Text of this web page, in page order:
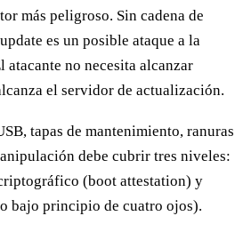
más peligroso. Sin cadena de
es un posible ataque a la
atacante no necesita alcanzar
el servidor de actualización.
tapas de mantenimiento, ranuras
debe cubrir tres niveles:
(boot attestation) y
bajo principio de cuatro ojos).